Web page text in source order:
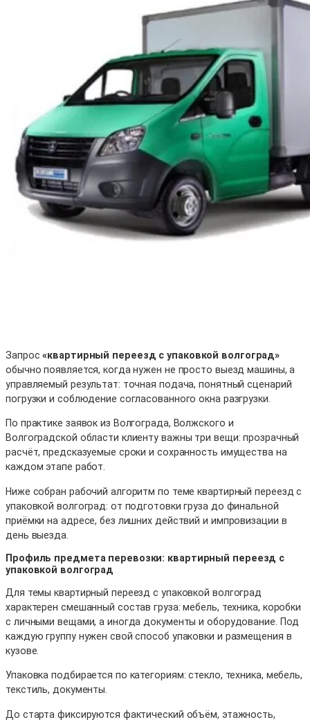
Запрос«квартирный переезд с упаковкой волгоград»
обычно появляется, когда нужен не просто выезд машины, а
управляемый результат: точная подача, понятный сценарий
погрузки и соблюдение согласованного окна разгрузки.
По практике заявок из Волгограда, Волжского и
Волгоградской области клиенту важны три вещи: прозрачный
расчёт, предсказуемые сроки и сохранность имущества на
каждом этапе работ.
Ниже собран рабочий алгоритм по теме квартирный переезд с
упаковкой волгоград: от подготовки груза до финальной
приёмки на адресе, без лишних действий и импровизации в
день выезда.
Профиль предмета перевозки: квартирный переезд с
упаковкой волгоград
Для темы квартирный переезд с упаковкой волгоград
характерен смешанный состав груза: мебель, техника, коробки
с личными вещами, а иногда документы и оборудование. Под
каждую группу нужен свой способ упаковки и размещения в
кузове.
Упаковка подбирается по категориям: стекло, техника, мебель,
текстиль, документы.
До старта фиксируются фактический объём, этажность,